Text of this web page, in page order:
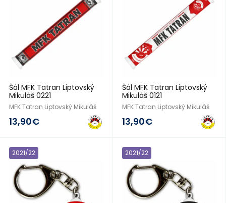
Šál MFK Tatran Liptovský
Mikuláš 0221
MFK Tatran Liptovský Mikuláš
13,90€
Šál MFK Tatran Liptovský
Mikuláš 0121
MFK Tatran Liptovský Mikuláš
13,90€
2021/22 2021/22